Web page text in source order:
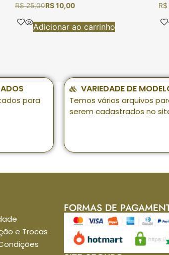
R$25,00R$10,00
Adicionar ao carrinho
R$
para
VARIEDADE DE
Temos vários arquivos
serem cadastrados no
e Trocas
FORMAS DE